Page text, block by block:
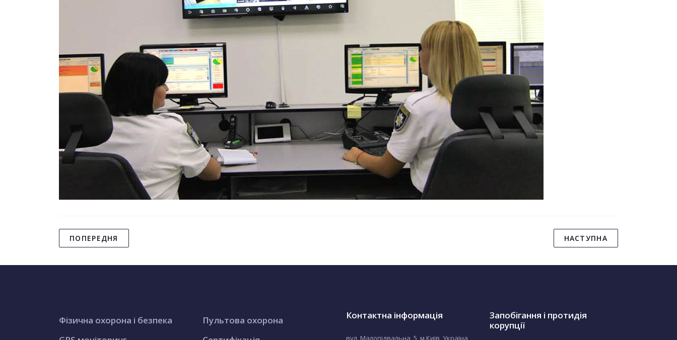
ПОПЕРЕДНЯ НАСТУПНА
Фізична охорона і безпека
Пультова охорона
Контактна інформація
вул. Малопідвальна, 5, м.Київ, Україна
Запобігання і протидія
корупції